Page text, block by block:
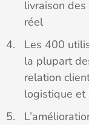
livraison
réel
Les 400
la plupart
relation
logistique et